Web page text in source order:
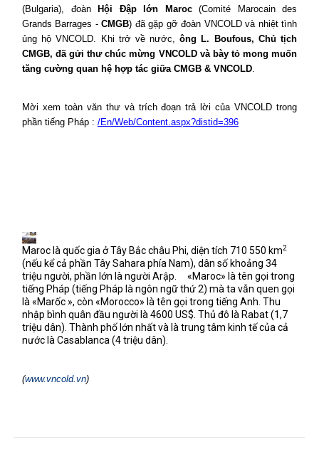
(Bulgaria), đoàn
Hội Đập lớn Maroc(Comité Marocain des
Grands Barrages -CMGB) đã gặp gỡ đoàn VNCOLD và nhiệt tình
ủng hộ VNCOLD. Khi trở về nước,ông L. Boufous, Chủ tịch
CMGB, đã gửi thư chúc mừng VNCOLD và bày tỏ mong muốn
tăng cường quan hệ hợp tác giữa CMGB & VNCOLD.
Mời xem toàn văn thư và trích đoạn trả lời của VNCOLD trong
phần tiếng Pháp : /En/Web/Content.aspx?distid=396
Maroc là quốc gia ở Tây Bắc châu Phi, diện tích 710 550 km2
(nếu kể cả phần Tây Sahara phía Nam), dân số khoảng 34
triệu người, phần lớn là người Arập.
«Maroc» là tên gọi trong
tiếng Pháp (tiếng Pháp là ngôn ngữ thứ 2) mà ta vẫn quen gọi
là «Marốc », còn «Morocco» là tên gọi trong tiếng Anh. Thu
nhập bình quân đầu người là 4600 US$. Thủ đô là Rabat (1,7
triệu dân). Thành phố lớn nhất và là trung tâm kinh tế của cả
nước là Casablanca (4 triệu dân).
(www.vncold.vn)